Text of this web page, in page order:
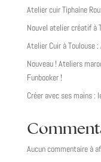
Atelier cuir Tiphaine
Nouvel atelier créatif à
Atelier Cuir à Toulouse
Nouveau ! Ateliers
Funbooker !
Créer avec ses mains :
Aucun commentaire à